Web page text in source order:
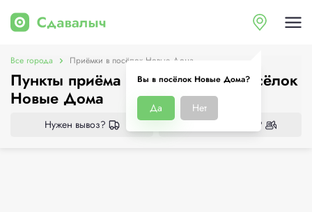
Вы в посёлок Новые Дома?
Да Нет
Все города Приёмки в посёлок Новые Дома
Пункты приёма металлолома в посёлок
Новые Дома
Нужен вывоз? Нужен демонтаж?